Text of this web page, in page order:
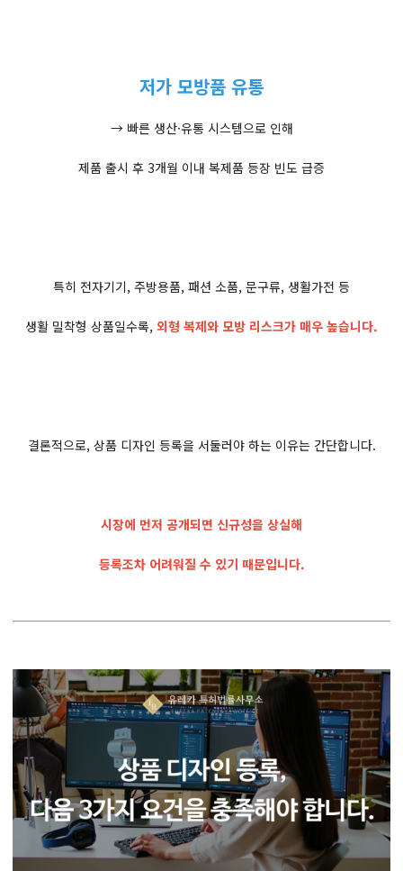
저가 모방품 유통
→ 빠른 생산·유통 시스템으로 인해
제품 출시 후 3개월 이내 복제품 등장 빈도 급증
특히 전자기기, 주방용품, 패션 소품, 문구류, 생활가전 등
생활 밀착형 상품일수록, 외형 복제와 모방 리스크가 매우 높습니다.
결론적으로, 상품 디자인 등록을 서둘러야 하는 이유는 간단합니다.
시장에 먼저 공개되면 신규성을 상실해
등록조차 어려워질 수 있기 때문입니다.